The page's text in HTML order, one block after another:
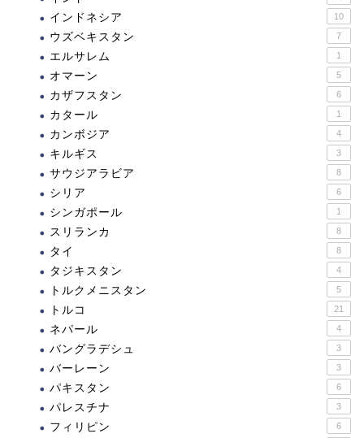
インドネシア 10
ウズベキスタン 7
エルサレム 1
オマーン 5
カザフスタン 6
カタール 1
カンボジア 4
キルギス 3
サウジアラビア 8
シリア 6
シンガポール 1
スリランカ 8
タイ 8
タジキスタン 4
トルクメニスタン 5
トルコ 21
ネパール 4
バングラデシュ 3
バーレーン 3
パキスタン 6
パレスチナ 3
フィリピン 6